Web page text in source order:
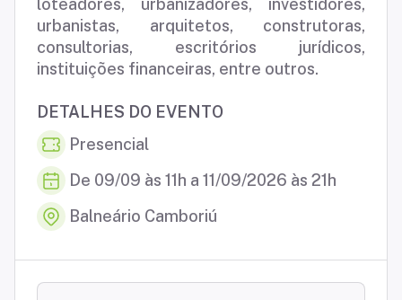
loteadores, urbanizadores, investidores,
urbanistas, arquitetos, construtoras,
consultorias, escritórios jurídicos,
instituições financeiras, entre outros.
DETALHES DO EVENTO
Presencial
De 09/09 às 11h a 11/09/2026 às 21h
Balneário Camboriú